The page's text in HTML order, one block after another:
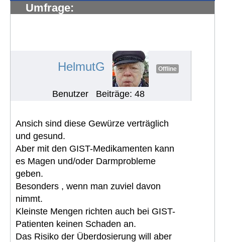
Umfrage:
HelmutG Offline
Benutzer Beiträge: 48
Ansich sind diese Gewürze verträglich
und gesund.
Aber mit den GIST-Medikamenten kann
es Magen und/oder Darmprobleme
geben.
Besonders , wenn man zuviel davon
nimmt.
Kleinste Mengen richten auch bei GIST-
Patienten keinen Schaden an.
Das Risiko der Überdosierung will aber